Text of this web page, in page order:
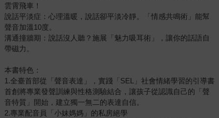
雲霄飛車！
說話平淡症：心理溫暖，說話卻平淡冷靜。「情感共鳴術」能幫
聲音加溫10度。
溝通撞牆期：說話沒人聽？施展「魅力吸耳術」，讓你的話語自
帶磁力。
本書特色：
1.全臺首部從「聲音表達」，實踐「SEL」社會情緒學習的引導書
首創將專業發聲訓練與性格測驗結合，讓孩子從認識自己的「聲
音特質」開始，建立獨一無二的表達自信。
2.專業配音員「小妹媽媽」的私房絕學